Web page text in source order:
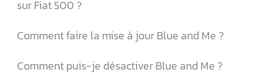
sur Fiat 500 ?
Comment faire la mise à jour Blue and Me ?
Comment puis-je désactiver Blue and Me ?